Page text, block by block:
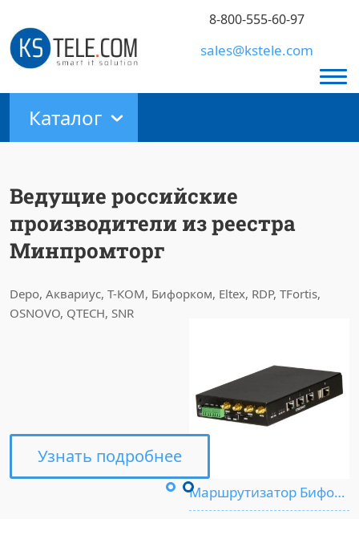
8-800-555-60-97
sales@kstele.com
Каталог
Ведущие российские
производители из реестра
Минпромторг
Depo, Аквариус, Т-КОМ, Бифорком, Eltex, RDP, TFortis,
OSNOVO, QTECH, SNR
Узнать подробнее
Маршрутизатор Бифорком MCR-102SE